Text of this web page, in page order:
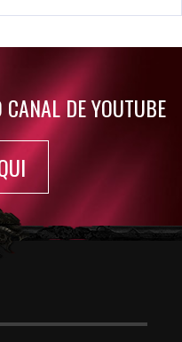
de Resident Evil 9
DE YOUTUBE